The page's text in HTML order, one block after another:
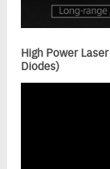
High Power
Diodes)